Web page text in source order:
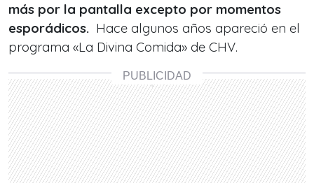
más por la pantalla excepto por momentos
esporádicos. Hace algunos años apareció en el
programa «La Divina Comida» de CHV.